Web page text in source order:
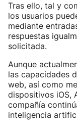
Tras ello, tal y
los usuarios
mediante
respuestas
solicitada.
Aunque
las capacidades
web, así como
dispositivos iOS,
compañía
inteligencia